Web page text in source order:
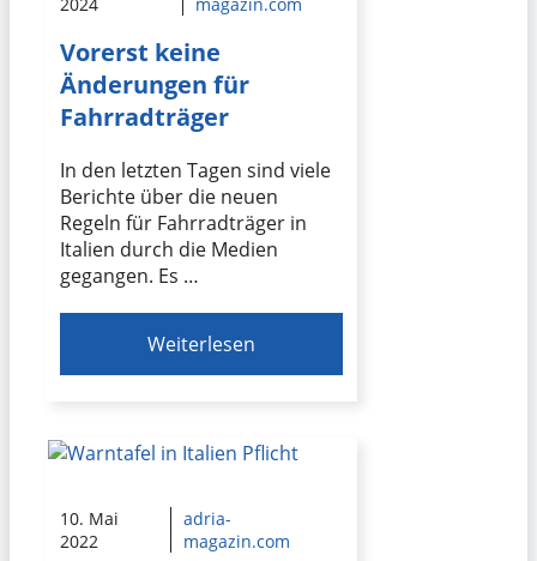
2024
magazin.com
Vorerst keine
Änderungen für
Fahrradträger
In den letzten Tagen sind viele
Berichte über die neuen
Regeln für Fahrradträger in
Italien durch die Medien
gegangen. Es …
Weiterlesen
10. Mai
2022
adria-
magazin.com